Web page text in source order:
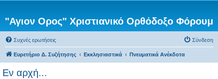
"Αγιον Ορος" Χριστιανικό Ορθόδοξο Φόρουμ
Συχνές ερωτήσεις Σύνδεση
Ευρετήριο Δ. Συζήτησης Εκκλησιαστικά Πνευματικά Ανέκδοτα
Εν αρχή...